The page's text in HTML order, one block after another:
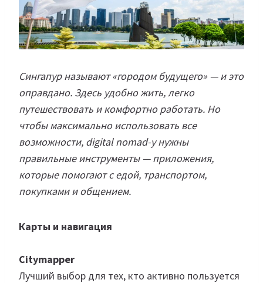
Сингапур называют «городом будущего» — и это
оправдано. Здесь удобно жить, легко
путешествовать и комфортно работать. Но
чтобы максимально использовать все
возможности, digital nomad-у нужны
правильные инструменты — приложения,
которые помогают с едой, транспортом,
покупками и общением.
Карты и навигация
Citymapper
Лучший выбор для тех, кто активно пользуется